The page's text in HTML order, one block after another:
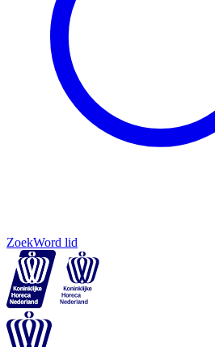
ZoekWord lid